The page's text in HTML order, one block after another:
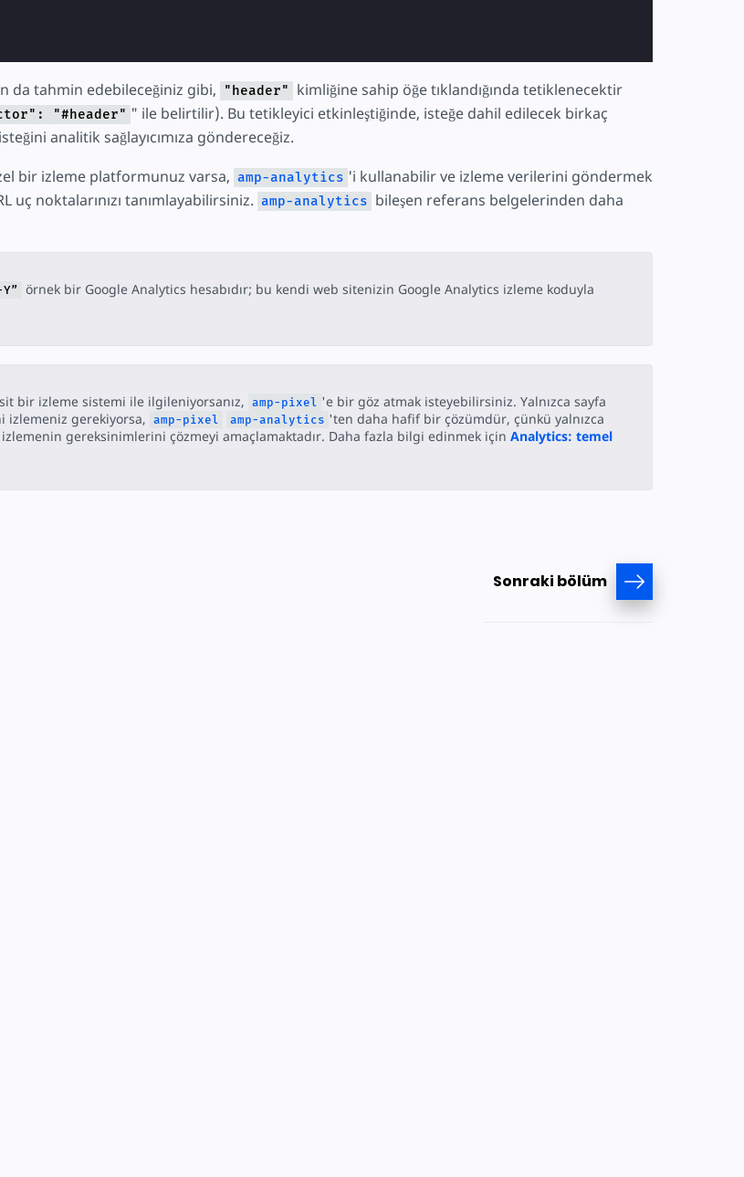
da tahmin edebileceğiniz gibi, "header"
kimliğine sahip öğe tıklandığında tetiklenecektir
"#header" " ile belirtilir). Bu tetikleyici etkinleştiğinde, isteğe dahil edilecek birkaç
isteğini analitik sağlayıcımıza göndereceğiz.
bir izleme platformunuz varsa, amp-analytics 'i kullanabilir ve izleme verilerini göndermek
uç noktalarınızı tanımlayabilirsiniz. amp-analytics bileşen referans belgelerinden daha
Y”
örnek bir Google Analytics hesabıdır; bu kendi web sitenizin Google Analytics izleme koduyla
bir izleme sistemi ile ilgileniyorsanız, amp-pixel 'e bir göz atmak isteyebilirsiniz. Yalnızca sayfa
izlemeniz gerekiyorsa,
amp-pixel amp-analytics 'ten daha hafif bir çözümdür, çünkü yalnızca
gereksinimlerini çözmeyi amaçlamaktadır. Daha fazla bilgi edinmek için Analytics: temel
Sonraki bölüm